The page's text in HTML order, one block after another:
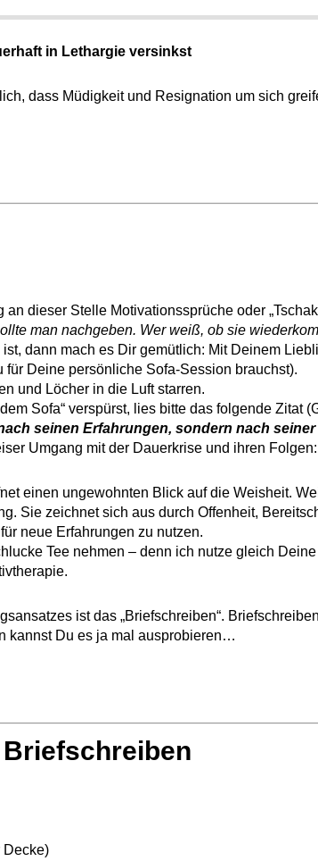
in Lethargie versinkst
dass Müdigkeit und Resignation um sich
dieser Stelle Motivationssprüche oder
man nachgeben. Wer weiß, ob sie
dann mach es Dir gemütlich: Mit Deinem
Deine persönliche Sofa-Session brauchst).
und Löcher in die Luft starren.
Sofa“ verspürst, lies bitte das folgende Zitat
seinen Erfahrungen, sondern nach
Umgang mit der Dauerkrise und ihren
einen ungewohnten Blick auf die Weisheit.
Sie zeichnet sich aus durch Offenheit,
neue Erfahrungen zu nutzen.
Tee nehmen – denn ich nutze gleich
ist das „Briefschreiben“.
kannst Du es ja mal ausprobieren…
Decke)